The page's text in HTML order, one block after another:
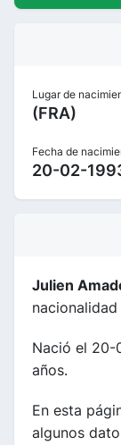
Lugar de
(FRA)
Fecha de
20-02-
Julien
nacionalidad
Nació el 20-
años.
En esta
algunos